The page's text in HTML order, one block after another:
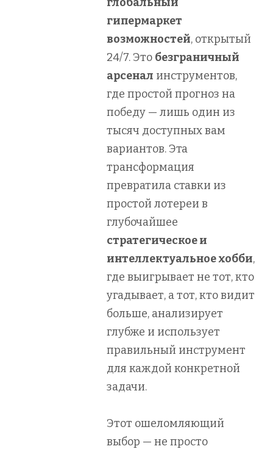
гипермаркет
возможностей, открытый
24/7. Это безграничный
арсенал инструментов,
где простой прогноз на
победу — лишь один из
тысяч доступных вам
вариантов. Эта
трансформация
превратила ставки из
простой лотереи в
глубочайшее
стратегическое и
интеллектуальное хобби,
где выигрывает не тот, кто
угадывает, а тот, кто видит
больше, анализирует
глубже и использует
правильный инструмент
для каждой конкретной
задачи.
Этот ошеломляющий
выбор — не просто